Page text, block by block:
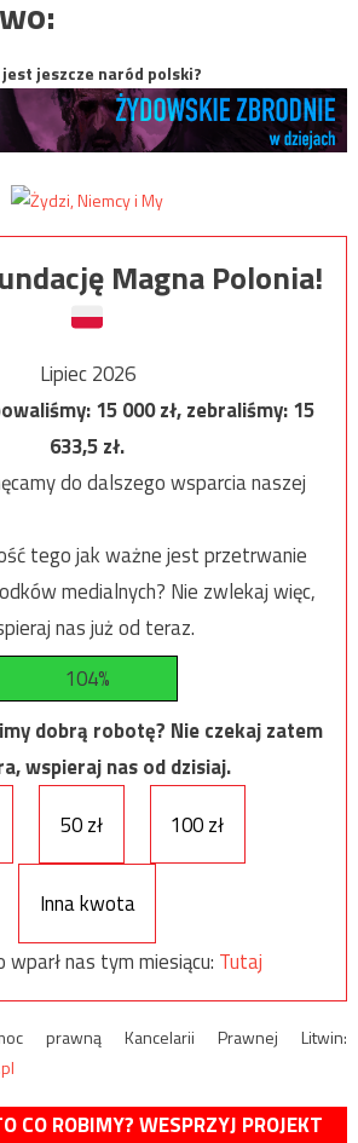
jest jeszcze naród polski?
Magna Polonia!
Lipiec 2026
15 000zł, zebraliśmy:15
633,5zł.
do dalszego wsparcia naszej
tego jak ważne jest przetrwanie
medialnych? Nie zwlekaj więc,
nas już od teraz.
104%
dobrą robotę? Nie czekaj zatem
wspieraj nas od dzisiaj.
50 zł 100 zł
Inna kwota
wparł nas tym miesiącu: Tutaj
prawną Kancelarii Prawnej Litwin:
CO ROBIMY? WESPRZYJ PROJEKT